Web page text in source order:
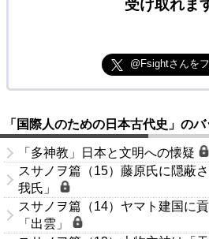
受け取れま
@Fsightさんを
「国際人のための日本古代史」の
「多神教」日本と文明への懐疑
スサノヲ篇（15）藤原氏に隠蔽
我氏」
スサノヲ篇（14）ヤマト建国に
「出雲」